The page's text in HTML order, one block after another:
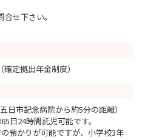
せ下さい。
定拠出年金制度）
市記念病院から約5分の距離）
日24時間託児可能です。
預かりが可能ですが、小学校3年